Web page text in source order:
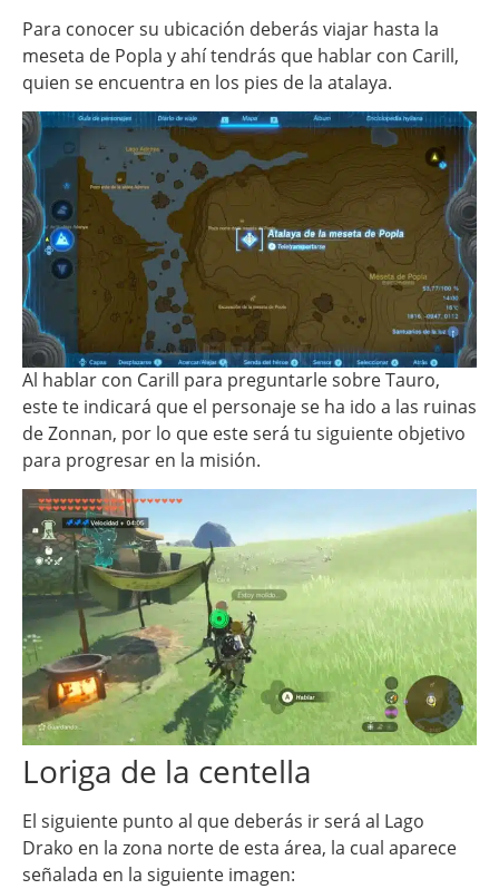
Para conocer su ubicación deberás viajar hasta la
meseta de Popla y ahí tendrás que hablar con Carill,
quien se encuentra en los pies de la atalaya.
Al hablar con Carill para preguntarle sobre Tauro,
este te indicará que el personaje se ha ido a las ruinas
de Zonnan, por lo que este será tu siguiente objetivo
para progresar en la misión.
Loriga de la centella
El siguiente punto al que deberás ir será al Lago
Drako en la zona norte de esta área, la cual aparece
señalada en la siguiente imagen: